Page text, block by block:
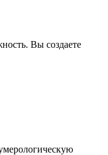
Вы создаете